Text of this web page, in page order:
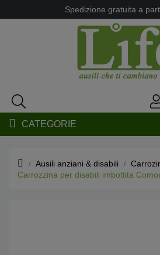
Spedizione gratuita a
CATEGORIE
Ausili anziani & disabili
Carrozzina per disabili imbottita